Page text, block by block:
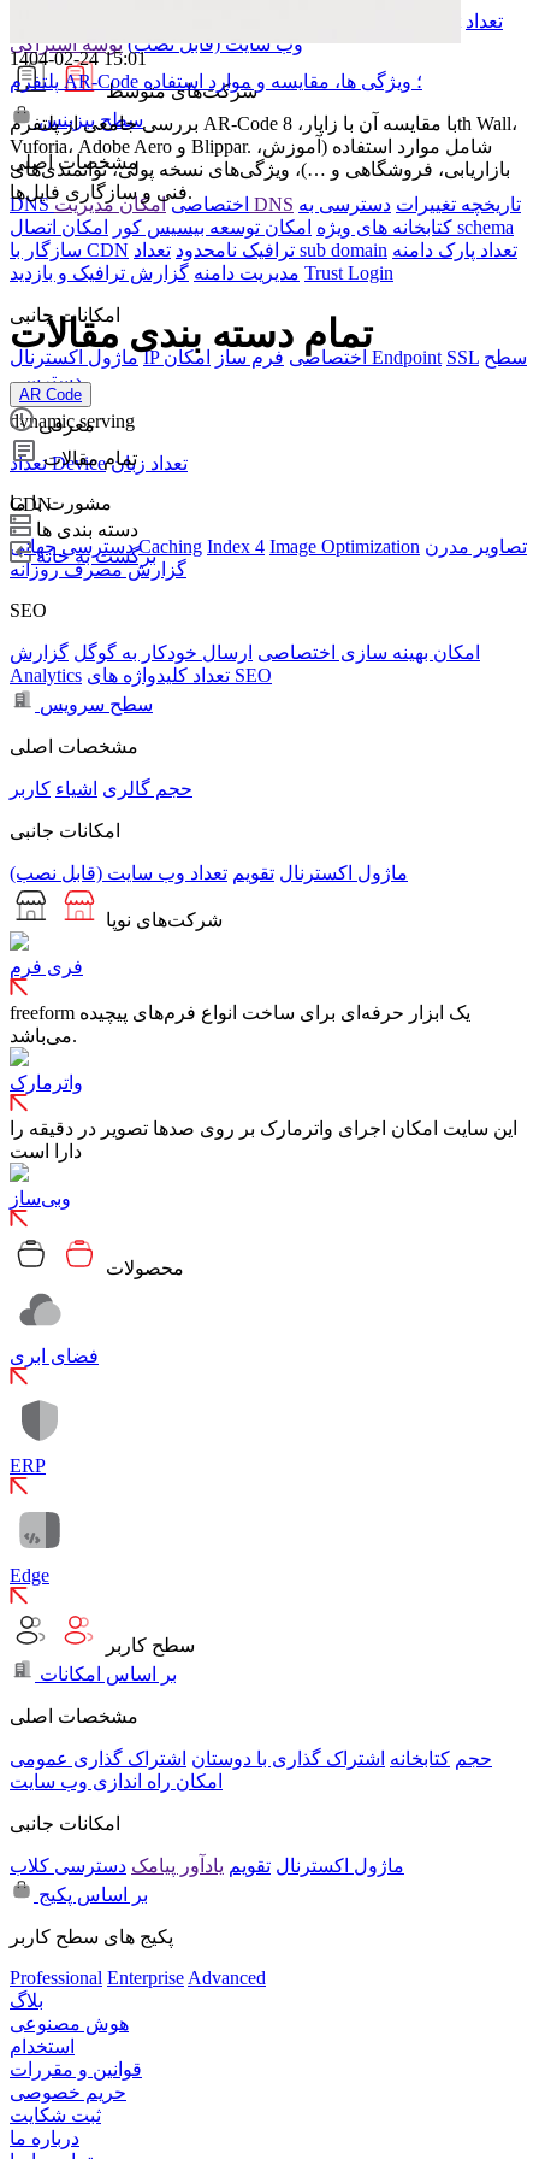
تعداد
وب سایت (قابل نصب) پوشه اشتراکی
شرکت‌های متوسط
سطح بیزینس
مشخصات اصلی
DNS اختصاصی امکان مدیریت DNS تاریخچه تغییرات دسترسی به
کتابخانه های ویژه امکان توسعه بیسیس کور
امکان اتصال schema
سازگار با CDN
ترافیک نامحدود تعداد sub domain تعداد پارک دامنه
مدیریت دامنه گزارش ترافیک و بازدید Trust Login
امکانات جانبی
ماژول اکسترنال IP اختصاصی فرم ساز امکان Endpoint SSL سطح
دسترسی
dynamic serving
تعداد Device تعداد زبان
CDN
دسترسی جهانی Caching Index 4 Image Optimization تصاویر مدرن
گزارش مصرف روزانه
SEO
امکان بهینه سازی اختصاصی ارسال خودکار به گوگل گزارش
Analytics
تعداد کلیدواژه های SEO
سطح سرویس
مشخصات اصلی
حجم گالری اشیاء کاربر
امکانات جانبی
ماژول اکسترنال تقویم تعداد وب سایت (قابل نصب)
شرکت‌های نوپا
فری فرم
freeform یک ابزار حرفه‌ای برای ساخت انواع فرم‌های پیچیده
می‌باشد.
واترمارک
این سایت امکان اجرای واترمارک بر روی صدها تصویر در دقیقه را
دارا است
وبی‌ساز
محصولات
فضای ابری
ERP
Edge
سطح کاربر
بر اساس امکانات
مشخصات اصلی
حجم کتابخانه اشتراک گذاری با دوستان اشتراک گذاری عمومی
امکان راه اندازی وب سایت
امکانات جانبی
ماژول اکسترنال تقویم یادآور پیامک دسترسی کلاب
بر اساس پکیج
پکیج های سطح کاربر
Professional EnterpriseAdvanced
بلاگ
هوش مصنوعی
استخدام
قوانین و مقررات
حریم خصوصی
ثبت شکایت
درباره ما
1404-02-24 15:01
پلتفرم AR-Code ؛ ویژگی ها، مقایسه و موارد استفاده
بررسی جامعی از پلتفرم AR-Code با مقایسه آن با زاپار، 8th Wall،
Vuforia، Adobe Aero و Blippar. شامل موارد استفاده (آموزش،
بازاریابی، فروشگاهی و …)، ویژگی‌های نسخه پولی، توانمندی‌های
فنی و سازگاری فایل‌ها.
تمام دسته بندی مقالات
AR Code
معرفی
تمام مقالات
مشورت با ما
دسته بندی ها
برگشت به خانه